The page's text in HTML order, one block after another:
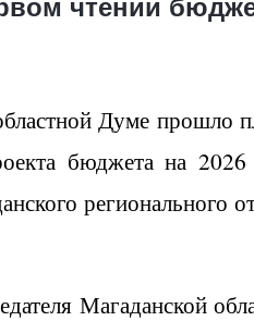
чтении
Думе прошло
бюджета на
регионального
Магаданской